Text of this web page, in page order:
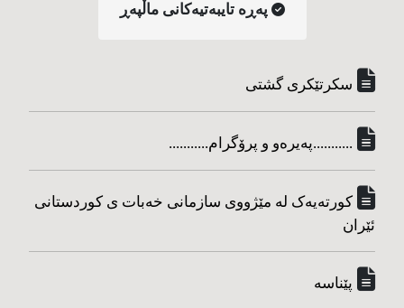
په‌ڕه‌ تایبه‌تیه‌کانی ماڵپه‌ڕ
سکرتێکری گشتی
...........په‌یره‌و و پرۆگرام...........
کورته‌یه‌ک له مێژووی سازمانی خه‌بات ی کوردستانی
ئێران
پێناسه‌